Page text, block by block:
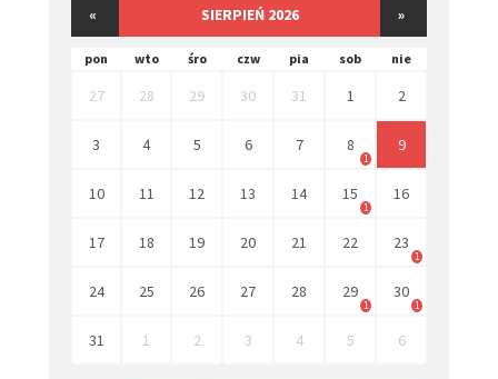
« SIERPIEŃ 2026 »
pon wto śro czw pia sob nie
27 28 29 30 31 1 2
3 4 5 6 7 8
1
9
10 11 12 13 14 15
1
16
17 18 19 20 21 22 23
1
24 25 26 27 28 29
1
30
1
31 1 2 3 4 5 6